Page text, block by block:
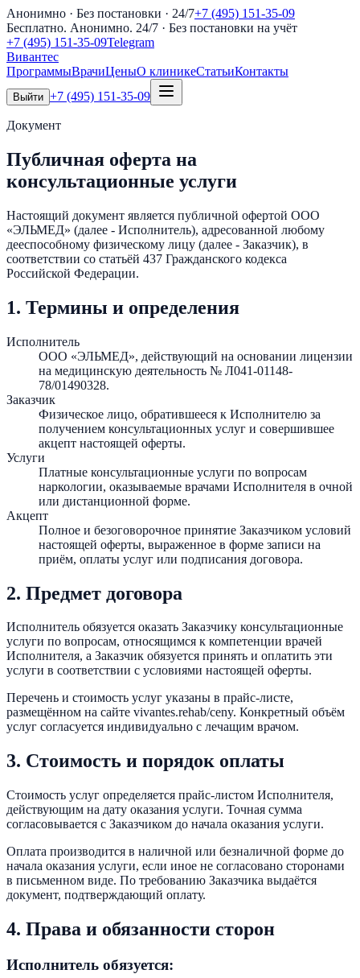
Анонимно · Без постановки · 24/7+7 (495) 151-35-09
Бесплатно. Анонимно. 24/7 · Без постановки на учёт
+7 (495) 151-35-09Telegram
Вивантес
ПрограммыВрачиЦеныО клиникеСтатьиКонтакты
Выйти +7 (495) 151-35-09
Документ
Публичная оферта на
консультационные услуги
Настоящий документ является публичной офертой ООО
«ЭЛЬМЕД» (далее - Исполнитель), адресованной любому
дееспособному физическому лицу (далее - Заказчик), в
соответствии со статьёй 437 Гражданского кодекса
Российской Федерации.
1. Термины и определения
Исполнитель
ООО «ЭЛЬМЕД», действующий на основании лицензии
на медицинскую деятельность № Л041-01148-
78/01490328.
Заказчик
Физическое лицо, обратившееся к Исполнителю за
получением консультационных услуг и совершившее
акцепт настоящей оферты.
Услуги
Платные консультационные услуги по вопросам
наркологии, оказываемые врачами Исполнителя в очной
или дистанционной форме.
Акцепт
Полное и безоговорочное принятие Заказчиком условий
настоящей оферты, выраженное в форме записи на
приём, оплаты услуг или подписания договора.
2. Предмет договора
Исполнитель обязуется оказать Заказчику консультационные
услуги по вопросам, относящимся к компетенции врачей
Исполнителя, а Заказчик обязуется принять и оплатить эти
услуги в соответствии с условиями настоящей оферты.
Перечень и стоимость услуг указаны в прайс-листе,
размещённом на сайте vivantes.rehab/ceny. Конкретный объём
услуг согласуется индивидуально с лечащим врачом.
3. Стоимость и порядок оплаты
Стоимость услуг определяется прайс-листом Исполнителя,
действующим на дату оказания услуги. Точная сумма
согласовывается с Заказчиком до начала оказания услуги.
Оплата производится в наличной или безналичной форме до
начала оказания услуги, если иное не согласовано сторонами
в письменном виде. По требованию Заказчика выдаётся
документ, подтверждающий оплату.
4. Права и обязанности сторон
Исполнитель обязуется: